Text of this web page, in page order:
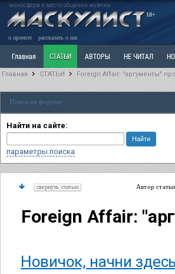
маносфера и место общения мужчин
18+
о проекте рассказать о нас
Главная СТАТЬИ АВТОРЫ НЕ ЧИТАЛ
Ветка: Расстаюсь или Развожусь. САНЧАС Ветка:
РАЗДЕЛ: Разное
Главная СТАТЬИ Foreign Affair: "аргументы"
Поиск по форуму
Найти на сайте:
параметры поиска
свернуть статью Автор
Foreign Affair:
Новичок, начни